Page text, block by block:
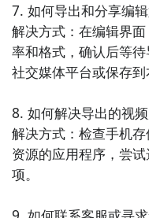
丰富的滤镜和贴纸素
9. 《潮流美颜相机》
了多种时尚的美化工具
自拍更加出彩。
10. 《美图相机》：这
用，它提供了多种美容
7. 如何导出和分享编
解决方式：在编辑界
率和格式，确认后等
社交媒体平台或保存到
8. 如何解决导出的视
解决方式：检查手机
资源的应用程序，尝
项。